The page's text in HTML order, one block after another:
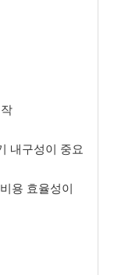
내구성이 중요
용 효율성이